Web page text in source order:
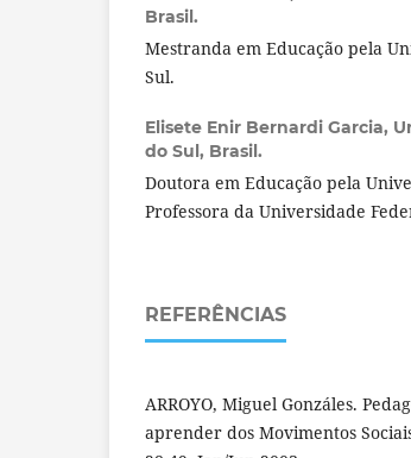
Brasil.
Mestranda em Educação pela
Sul.
Elisete Enir Bernardi Garcia,
do Sul, Brasil.
Doutora em Educação pela
Professora da Universidade
REFERÊNCIAS
ARROYO, Miguel Gonzáles.
aprender dos Movimentos